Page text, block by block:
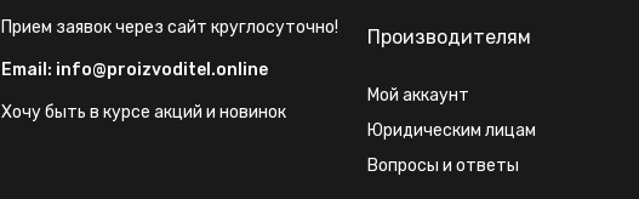
Прием заявок через сайт круглосуточно!
Email: info@proizvoditel.online
Хочу быть в курсе акций и новинок
Производителям
Мой аккаунт
Юридическим лицам
Вопросы и ответы